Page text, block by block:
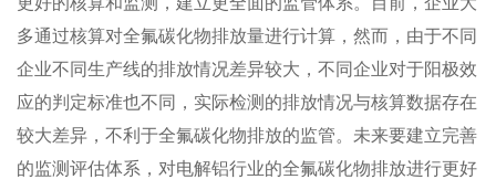
多通过核算对全氟碳化物排放量进行计算，然而，由于不同
企业不同生产线的排放情况差异较大，不同企业对于阳极效
应的判定标准也不同，实际检测的排放情况与核算数据存在
较大差异，不利于全氟碳化物排放的监管。未来要建立完善
的监测评估体系，对电解铝行业的全氟碳化物排放进行更好